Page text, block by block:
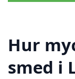
Hur
smed i